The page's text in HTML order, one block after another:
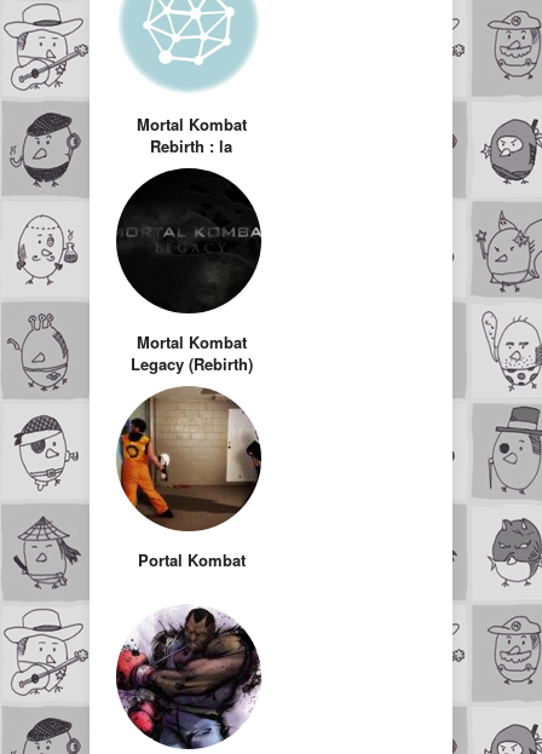
Mortal Kombat
Rebirth : la
meilleure
adaptation de jeu
vidéo au cinéma
de tous les temps
Mortal Kombat
Legacy (Rebirth)
par Kevin
Tancharoen
Portal Kombat